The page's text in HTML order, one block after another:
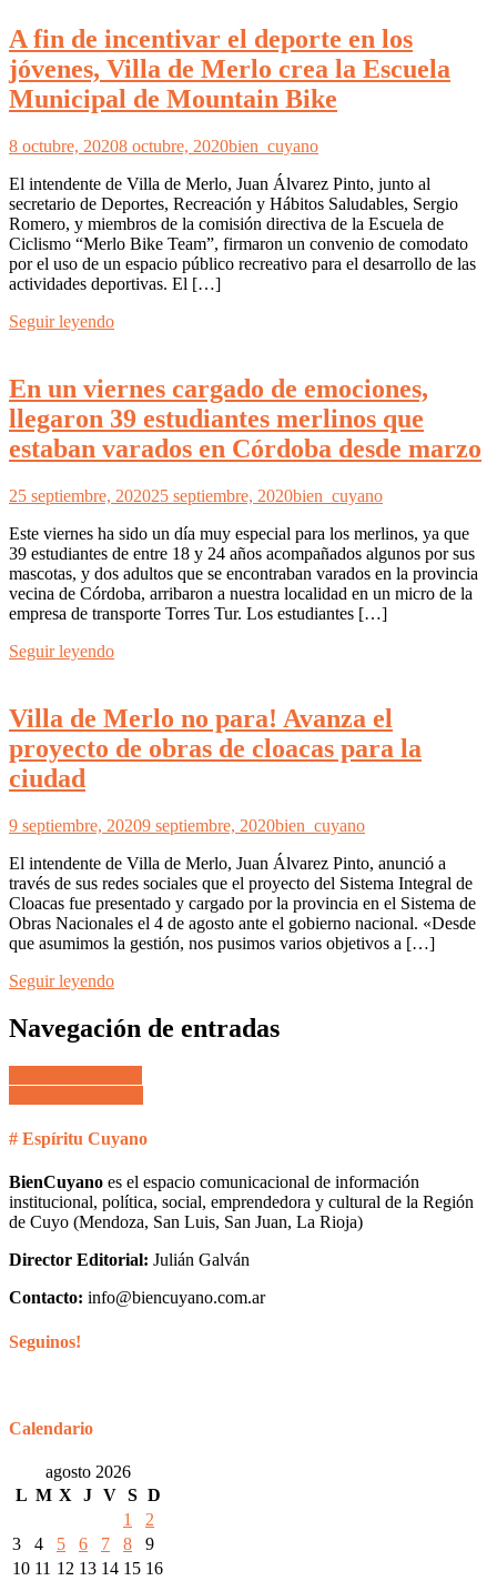
A fin de incentivar el deporte en los
jóvenes, Villa de Merlo crea la Escuela
Municipal de Mountain Bike
8 octubre, 20208 octubre, 2020bien_cuyano
El intendente de Villa de Merlo, Juan Álvarez Pinto, junto al
secretario de Deportes, Recreación y Hábitos Saludables, Sergio
Romero, y miembros de la comisión directiva de la Escuela de
Ciclismo “Merlo Bike Team”, firmaron un convenio de comodato
por el uso de un espacio público recreativo para el desarrollo de las
actividades deportivas. El […]
Seguir leyendo
En un viernes cargado de emociones,
llegaron 39 estudiantes merlinos que
estaban varados en Córdoba desde marzo
25 septiembre, 202025 septiembre, 2020bien_cuyano
Este viernes ha sido un día muy especial para los merlinos, ya que
39 estudiantes de entre 18 y 24 años acompañados algunos por sus
mascotas, y dos adultos que se encontraban varados en la provincia
vecina de Córdoba, arribaron a nuestra localidad en un micro de la
empresa de transporte Torres Tur. Los estudiantes […]
Seguir leyendo
Villa de Merlo no para! Avanza el
proyecto de obras de cloacas para la
ciudad
9 septiembre, 20209 septiembre, 2020bien_cuyano
El intendente de Villa de Merlo, Juan Álvarez Pinto, anunció a
través de sus redes sociales que el proyecto del Sistema Integral de
Cloacas fue presentado y cargado por la provincia en el Sistema de
Obras Nacionales el 4 de agosto ante el gobierno nacional. «Desde
que asumimos la gestión, nos pusimos varios objetivos a […]
Seguir leyendo
Navegación de entradas
# Espíritu Cuyano
BienCuyano es el espacio comunicacional de información
institucional, política, social, emprendedora y cultural de la Región
de Cuyo (Mendoza, San Luis, San Juan, La Rioja)
Director Editorial: Julián Galván
Contacto: info@biencuyano.com.ar
Seguinos!
Calendario
agosto 2026
L M X J V S D
1
2
3
4 5 6 7 8
9
10 11 12 13 14 15 16